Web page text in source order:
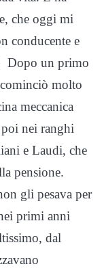
che oggi mi
conducente e
Dopo un primo
molto
meccanica
nei ranghi
e Laudi, che
pensione.
gli pesava per
primi anni
dal